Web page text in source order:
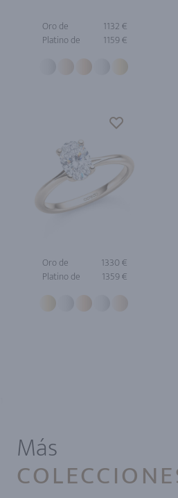
Oro de
1132 €
Platino de
1159 €
Oro de
1330 €
Platino de
1359 €
Más